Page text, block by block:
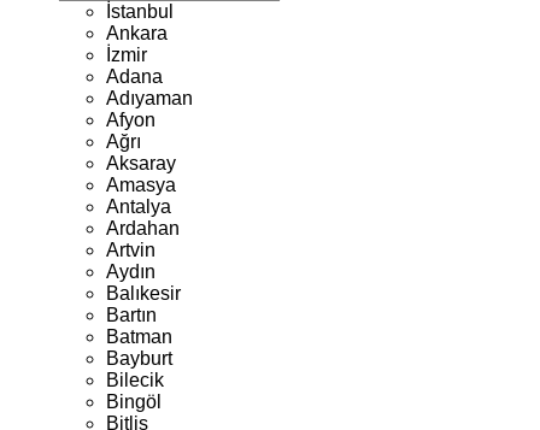
İstanbul
Ankara
İzmir
Adana
Adıyaman
Afyon
Ağrı
Aksaray
Amasya
Antalya
Ardahan
Artvin
Aydın
Balıkesir
Bartın
Batman
Bayburt
Bilecik
Bingöl
Bitlis